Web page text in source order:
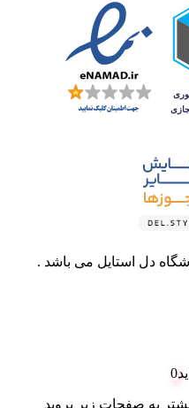
دل استایل می باشد .
0
به صفحات زیر بروید